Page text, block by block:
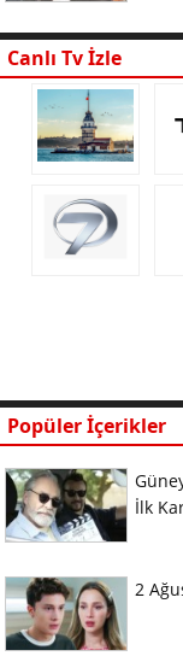
Canlı Tv İzle
Popüler İçerikler
İlk
2